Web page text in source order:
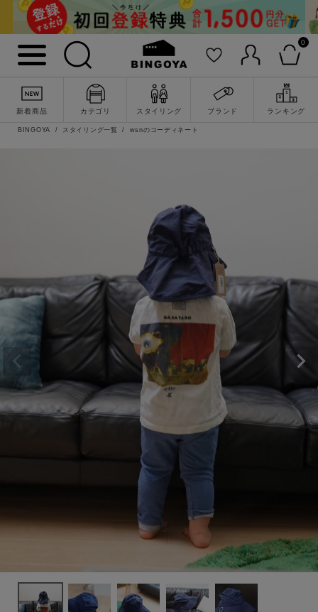
0
新着商品 カテゴリ スタイリング ブランド ランキング
詳細検索
BINGOYA スタイリング一覧 wsnのコーディネート